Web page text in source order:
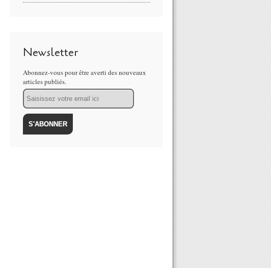
Newsletter
Abonnez-vous pour être averti des nouveaux
articles publiés.
Email